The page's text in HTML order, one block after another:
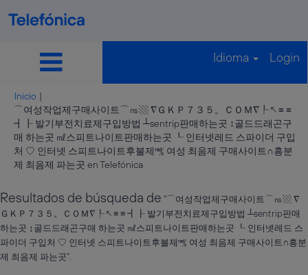
Idioma Login
Inicio |
⌒여성작업제구매사이트⌒㎱▧ ∇ＧＫＰ７３５。ＣＯＭ∇┞↖≡ ≡
┫┠ 발기부전치료제구입방법 ┴sentrip판매하는곳 ↕골드드래곤구
매 하는곳 ㎖스피트나이트판매하는곳 ┖ 인터넷레드 스파이더 구입
처 ♡ 인터넷 스피트나이트후불제㎮ 여성 최음제 구매사이트∩흥분
제 최음제 파는곳 en Telefónica(página
Resultados de búsqueda de "⌒여성작업제구매사이트⌒㎱▧ ∇
ＧＫＰ７３５。ＣＯＭ∇┞↖≡ ≡ ┫┠ 발기부전치료제구입방법 ┴sentrip판매
하는곳 ↕골드드래곤구매 하는곳 ㎖스피트나이트판매하는곳 ┖ 인터넷레드 스
파이더 구입처 ♡ 인터넷 스피트나이트후불제㎮ 여성 최음제 구매사이트∩흥분
제 최음제 파는곳".